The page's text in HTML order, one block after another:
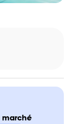
marché